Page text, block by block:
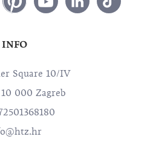
INFO
Square 10/IV
000 Zagreb